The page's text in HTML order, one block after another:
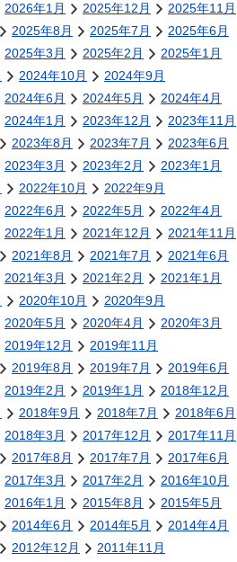
2026年1月 2025年12月
2025年11月
2025年8月 2025年7月
2025年6月
2025年3月 2025年2月
2025年1月
2024年10月
2024年9月
2024年6月 2024年5月
2024年4月
2024年1月 2023年12月
2023年11月
2023年8月 2023年7月
2023年6月
2023年3月 2023年2月
2023年1月
2022年10月
2022年9月
2022年6月 2022年5月
2022年4月
2022年1月 2021年12月
2021年11月
2021年8月 2021年7月
2021年6月
2021年3月 2021年2月
2021年1月
2020年10月
2020年9月
2020年5月 2020年4月
2020年3月
2019年12月
2019年11月
2019年8月 2019年7月
2019年6月
2019年2月 2019年1月
2018年12月
2018年9月 2018年7月
2018年6月
2018年3月 2017年12月
2017年11月
2017年8月 2017年7月
2017年6月
2017年3月 2017年2月
2016年10月
2016年1月 2015年8月
2015年5月
2014年6月 2014年5月
2014年4月
2012年12月
2011年11月